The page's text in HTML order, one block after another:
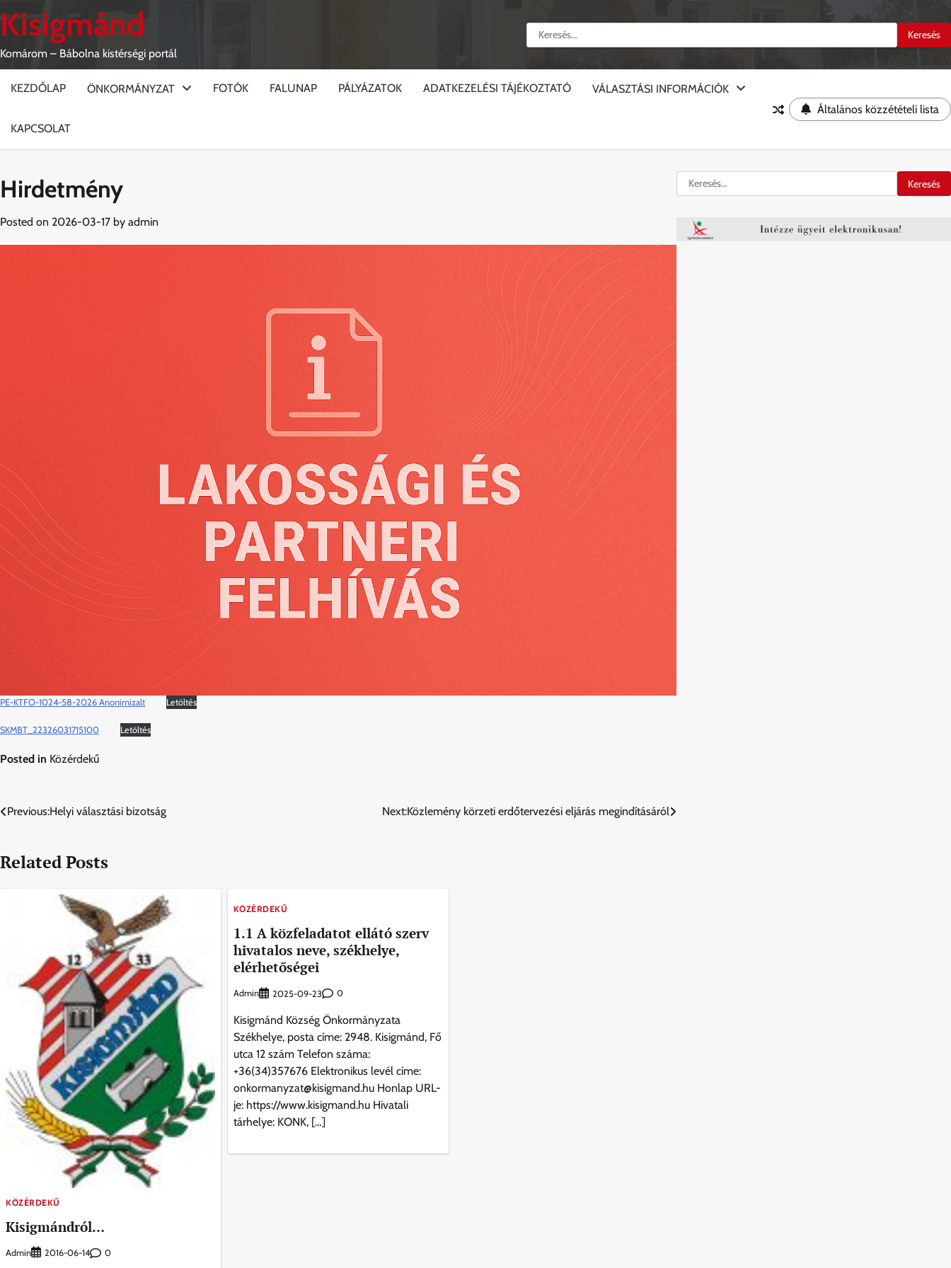
to
Kisigmánd
Komárom – Bábolna kistérségi portál
Keresés:
KEZDŐLAP ÖNKORMÁNYZAT FOTÓK FALUNAP PÁLYÁZATOK ADATKEZELÉSI TÁJÉKOZTATÓ VÁLASZTÁSI INFORMÁCIÓK
KAPCSOLAT
Általános közzétételi lista
Hirdetmény
Posted on 2026-03-17 by admin
PE-KTFO-1024-58-2026 Anonimizalt Letöltés
SKMBT_22326031715100 Letöltés
Posted in Közérdekű
Bejegyzés
Previous:Helyi választási bizotság Next:Közlemény körzeti erdőtervezési eljárás megindításáról
Related Posts
KÖZÉRDEKŰ
Kisigmándról…
Admin 2016-06-14 0
KÖZÉRDEKŰ
1.1 A közfeladatot ellátó szerv
hivatalos neve, székhelye,
elérhetőségei
Admin 2025-09-23 0
Kisigmánd Község Önkormányzata
Székhelye, posta címe: 2948. Kisigmánd, Fő
utca 12 szám Telefon száma:
+36(34)357676 Elektronikus levél címe:
onkormanyzat@kisigmand.hu Honlap URL-
je: https://www.kisigmand.hu Hivatali
tárhelye: KONK, […]
Keresés: